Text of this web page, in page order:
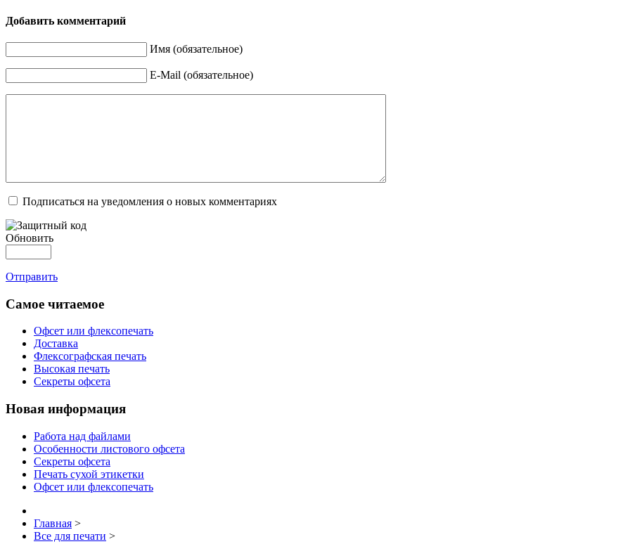
Добавить комментарий
Имя (обязательное)
E-Mail (обязательное)
Подписаться на уведомления о новых комментариях
Обновить
Отправить
Самое читаемое
Офсет или флексопечать
Доставка
Флексографская печать
Высокая печать
Секреты офсета
Новая информация
Работа над файлами
Особенности листового офсета
Секреты офсета
Печать сухой этикетки
Офсет или флексопечать
Главная >
Все для печати >